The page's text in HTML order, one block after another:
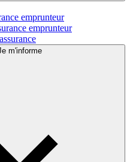
emprunteur
emprunteur
m'informe